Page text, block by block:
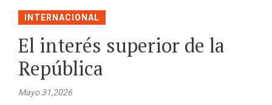
INTERNACIONAL
El interés superior de la
República
Mayo 31,2026